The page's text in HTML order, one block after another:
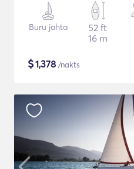
Buru jahta
52 ft
16 m
$1,378 /nakts